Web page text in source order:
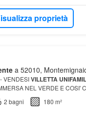
proprietà
a 52010,
VENDESIVILLETTA
NEL VERDE E COSI'
2 bagni 180 m²